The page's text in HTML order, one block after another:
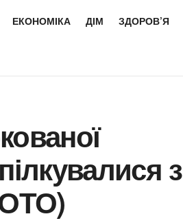
ЕКОНОМІКА ДІМ ЗДОРОВ’Я
з